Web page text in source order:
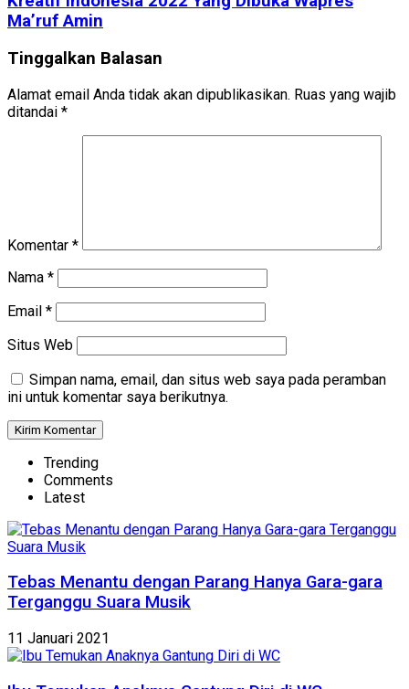
Ma’ruf Amin
Tinggalkan Balasan
Alamat email Anda tidak akan dipublikasikan. Ruas yang wajib
ditandai *
Komentar *
Nama *
Email *
Situs Web
Simpan nama, email, dan situs web saya pada peramban
ini untuk komentar saya berikutnya.
Trending
Comments
Latest
Tebas Menantu dengan Parang Hanya Gara-gara
Terganggu Suara Musik
11 Januari 2021